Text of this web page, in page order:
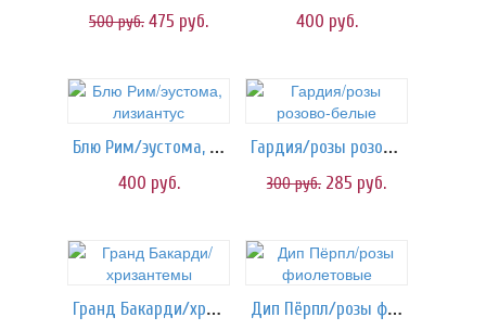
500руб. 475 руб. 400 руб.
Блю Рим/эустома, лизиантус
400 руб.
Гардия/розы розово-белые
300руб. 285 руб.
Гранд Бакарди/хризантемы Дип Пёрпл/розы фиолетовые